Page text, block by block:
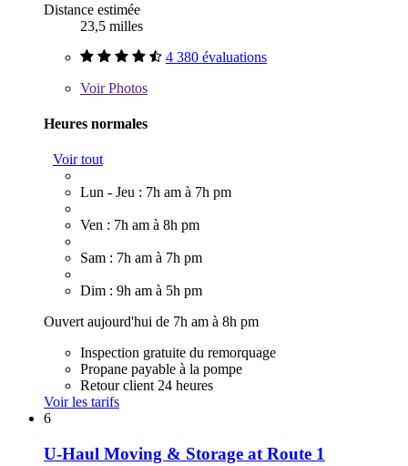
Distance estimée
23,5 milles
4 380 évaluations
VoirPhotos
Heures normales
Voir tout
Lun - Jeu : 7h am à 7h pm
Ven : 7h am à 8h pm
Sam : 7h am à 7h pm
Dim : 9h am à 5h pm
Ouvert aujourd'hui de 7h am à 8h pm
Inspection gratuite du remorquage
Propane payable à la pompe
Retour client 24 heures
Voir les tarifs
6
U-Haul Moving & Storage at Route 1